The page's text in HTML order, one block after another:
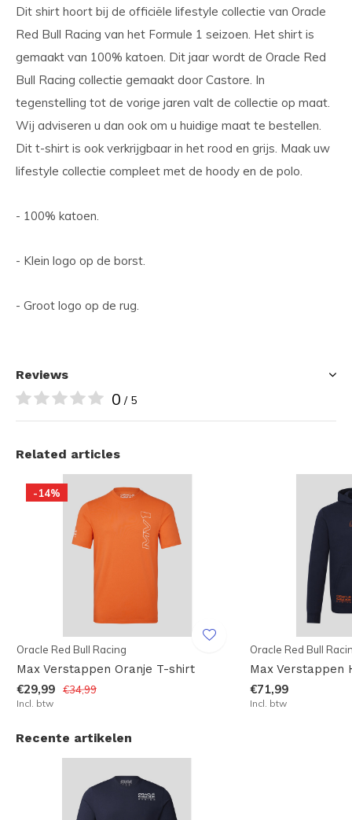
Dit shirt hoort bij de officiële lifestyle collectie van Oracle
Red Bull Racing van het Formule 1 seizoen. Het shirt is
gemaakt van 100% katoen. Dit jaar wordt de Oracle Red
Bull Racing collectie gemaakt door Castore. In
tegenstelling tot de vorige jaren valt de collectie op maat.
Wij adviseren u dan ook om u huidige maat te bestellen.
Dit t-shirt is ook verkrijgbaar in het rood en grijs. Maak uw
lifestyle collectie compleet met de hoody en de polo.
- 100% katoen.
- Klein logo op de borst.
- Groot logo op de rug.
Reviews
0 / 5
Related articles
-14%
Oracle Red Bull Racing
Max Verstappen Oranje T-shirt
€29,99 €34,99
Incl. btw
Oracle Red Bull
Max Verstappen
€71,99
Incl. btw
Recente artikelen